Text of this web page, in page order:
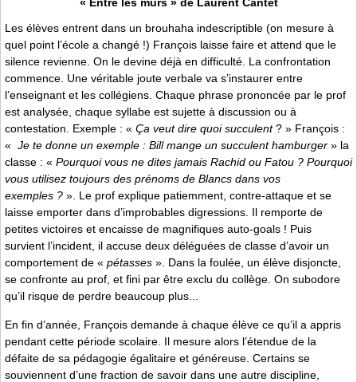
Les élèves entrent dans un brouhaha indescriptible (on mesure à
quel point l’école a changé !) François laisse faire et attend que le
silence revienne. On le devine déjà en difficulté. La confrontation
commence. Une véritable joute verbale va s’instaurer entre
l’enseignant et les collégiens. Chaque phrase prononcée par le prof
est analysée, chaque syllabe est sujette à discussion ou à
contestation. Exemple : « Ça veut dire quoi succulent? » François :
« Je te donne un exemple : Bill mange un succulent hamburger » la
classe : « Pourquoi vous ne dites jamais Rachid ou Fatou ? Pourquoi
vous utilisez toujours des prénoms de Blancs dans vos
exemples ? ». Le prof explique patiemment, contre-attaque et se
laisse emporter dans d’improbables digressions. Il remporte de
petites victoires et encaisse de magnifiques auto-goals ! Puis
survient l’incident, il accuse deux déléguées de classe d’avoir un
comportement de « pétasses ». Dans la foulée, un élève disjoncte,
se confronte au prof, et fini par être exclu du collège. On subodore
qu’il risque de perdre beaucoup plus...
En fin d’année, François demande à chaque élève ce qu’il a appris
pendant cette période scolaire. Il mesure alors l’étendue de la
défaite de sa pédagogie égalitaire et généreuse. Certains se
souviennent d’une fraction de savoir dans une autre discipline,